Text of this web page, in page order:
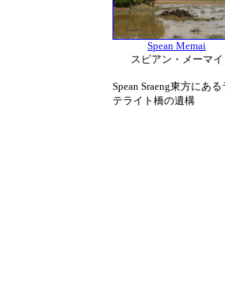
Spean Memai
スピアン・メーマイ
Spean Sraeng東方にある
テライト橋の遺構